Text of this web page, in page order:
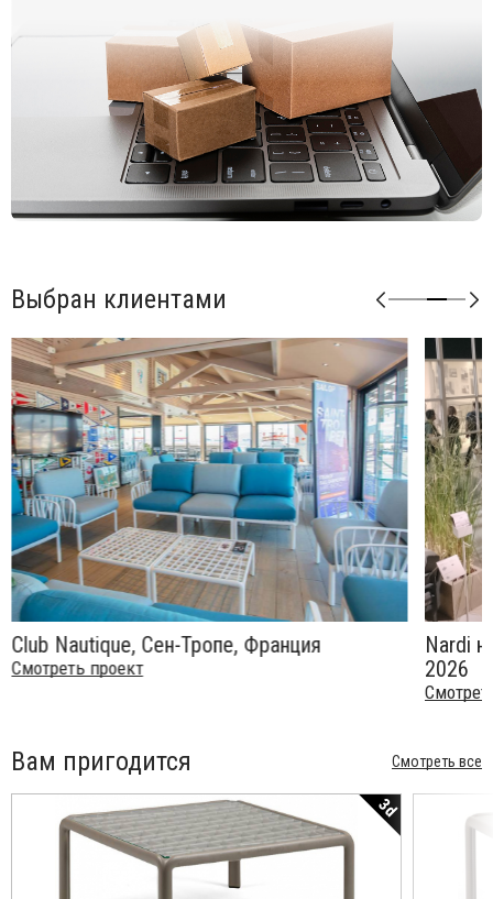
(antracite), тортора (tortora), агава (agave).
Возможные цвета подушек из акрила: серый (grigio),
розовый (rosa quarzo).
Возможные цвета подушек из ткани Sunbrella: синий
(adriatic), лед (ghiaccio), авокадо (avocado), джунгли
(giungla), холст (canvas).
Возможные цвета подушек из ткани TECH: панама
(panama).
Открыть технические характеристики
Открыть инструкцию по сборке.
Элементы серии Кomodo можно комбинировать между
собой в любой последовательности, создавая
индивидуальные решения для Вашего интерьера.
Выбран клиентами
Club Nautique, Сен-Тропе, Франция
Смотреть проект
Nardi
2026
Вам пригодится Смотреть все
3d